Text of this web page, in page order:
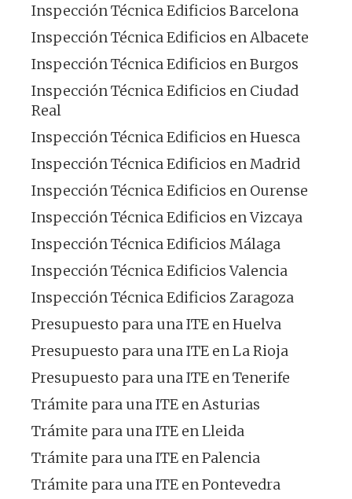
Inspección Técnica Edificios Barcelona
Inspección Técnica Edificios en Albacete
Inspección Técnica Edificios en Burgos
Inspección Técnica Edificios en Ciudad
Real
Inspección Técnica Edificios en Huesca
Inspección Técnica Edificios en Madrid
Inspección Técnica Edificios en Ourense
Inspección Técnica Edificios en Vizcaya
Inspección Técnica Edificios Málaga
Inspección Técnica Edificios Valencia
Inspección Técnica Edificios Zaragoza
Presupuesto para una ITE en Huelva
Presupuesto para una ITE en La Rioja
Presupuesto para una ITE en Tenerife
Trámite para una ITE en Asturias
Trámite para una ITE en Lleida
Trámite para una ITE en Palencia
Trámite para una ITE en Pontevedra